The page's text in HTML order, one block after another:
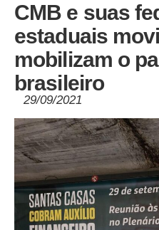
CMB e suas
estaduais
mobilizam o
brasileiro
29/09/2021